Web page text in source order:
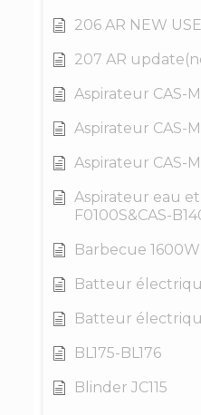
206 AR NEW
207 AR
Aspirateur CAS-
Aspirateur CAS-
Aspirateur CAS-
Aspirateur eau et
F0100S&CAS-
Barbecue 1600W
Batteur
Batteur
BL175-BL176
Blinder JC115